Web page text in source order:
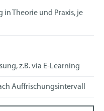
in Theorie und Praxis, je
z.B. via E-Learning
Auffrischungsintervall